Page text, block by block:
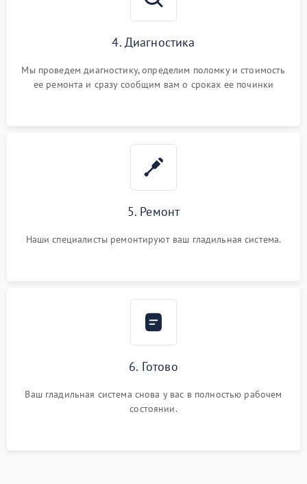
4. Диагностика
Мы проведем диагностику, определим поломку и стоимость
ее ремонта и сразу сообщим вам о сроках ее починки
5. Ремонт
Наши специалисты ремонтируют ваш гладильная система.
6. Готово
Ваш гладильная система снова у вас в полностью рабочем
состоянии.